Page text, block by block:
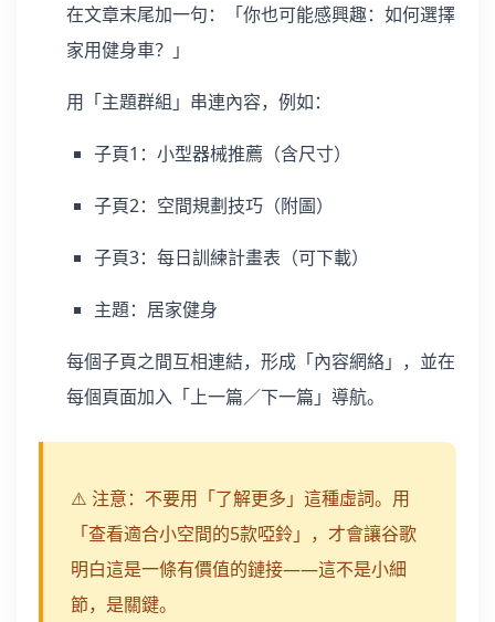
在文章末尾加一句：「你也可能感興趣：如何選擇
家用健身車？」
用「主題群組」串連內容，例如：
子頁1：小型器械推薦（含尺寸）
子頁2：空間規劃技巧（附圖）
子頁3：每日訓練計畫表（可下載）
主題：居家健身
每個子頁之間互相連結，形成「內容網絡」，並在
每個頁面加入「上一篇／下一篇」導航。
⚠️ 注意：不要用「了解更多」這種虛詞。用
「查看適合小空間的5款啞鈴」，才會讓谷歌
明白這是一條有價值的鏈接——這不是小細
節，是關鍵。